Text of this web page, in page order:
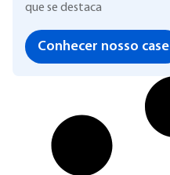
que se destaca
Conhecer nosso case